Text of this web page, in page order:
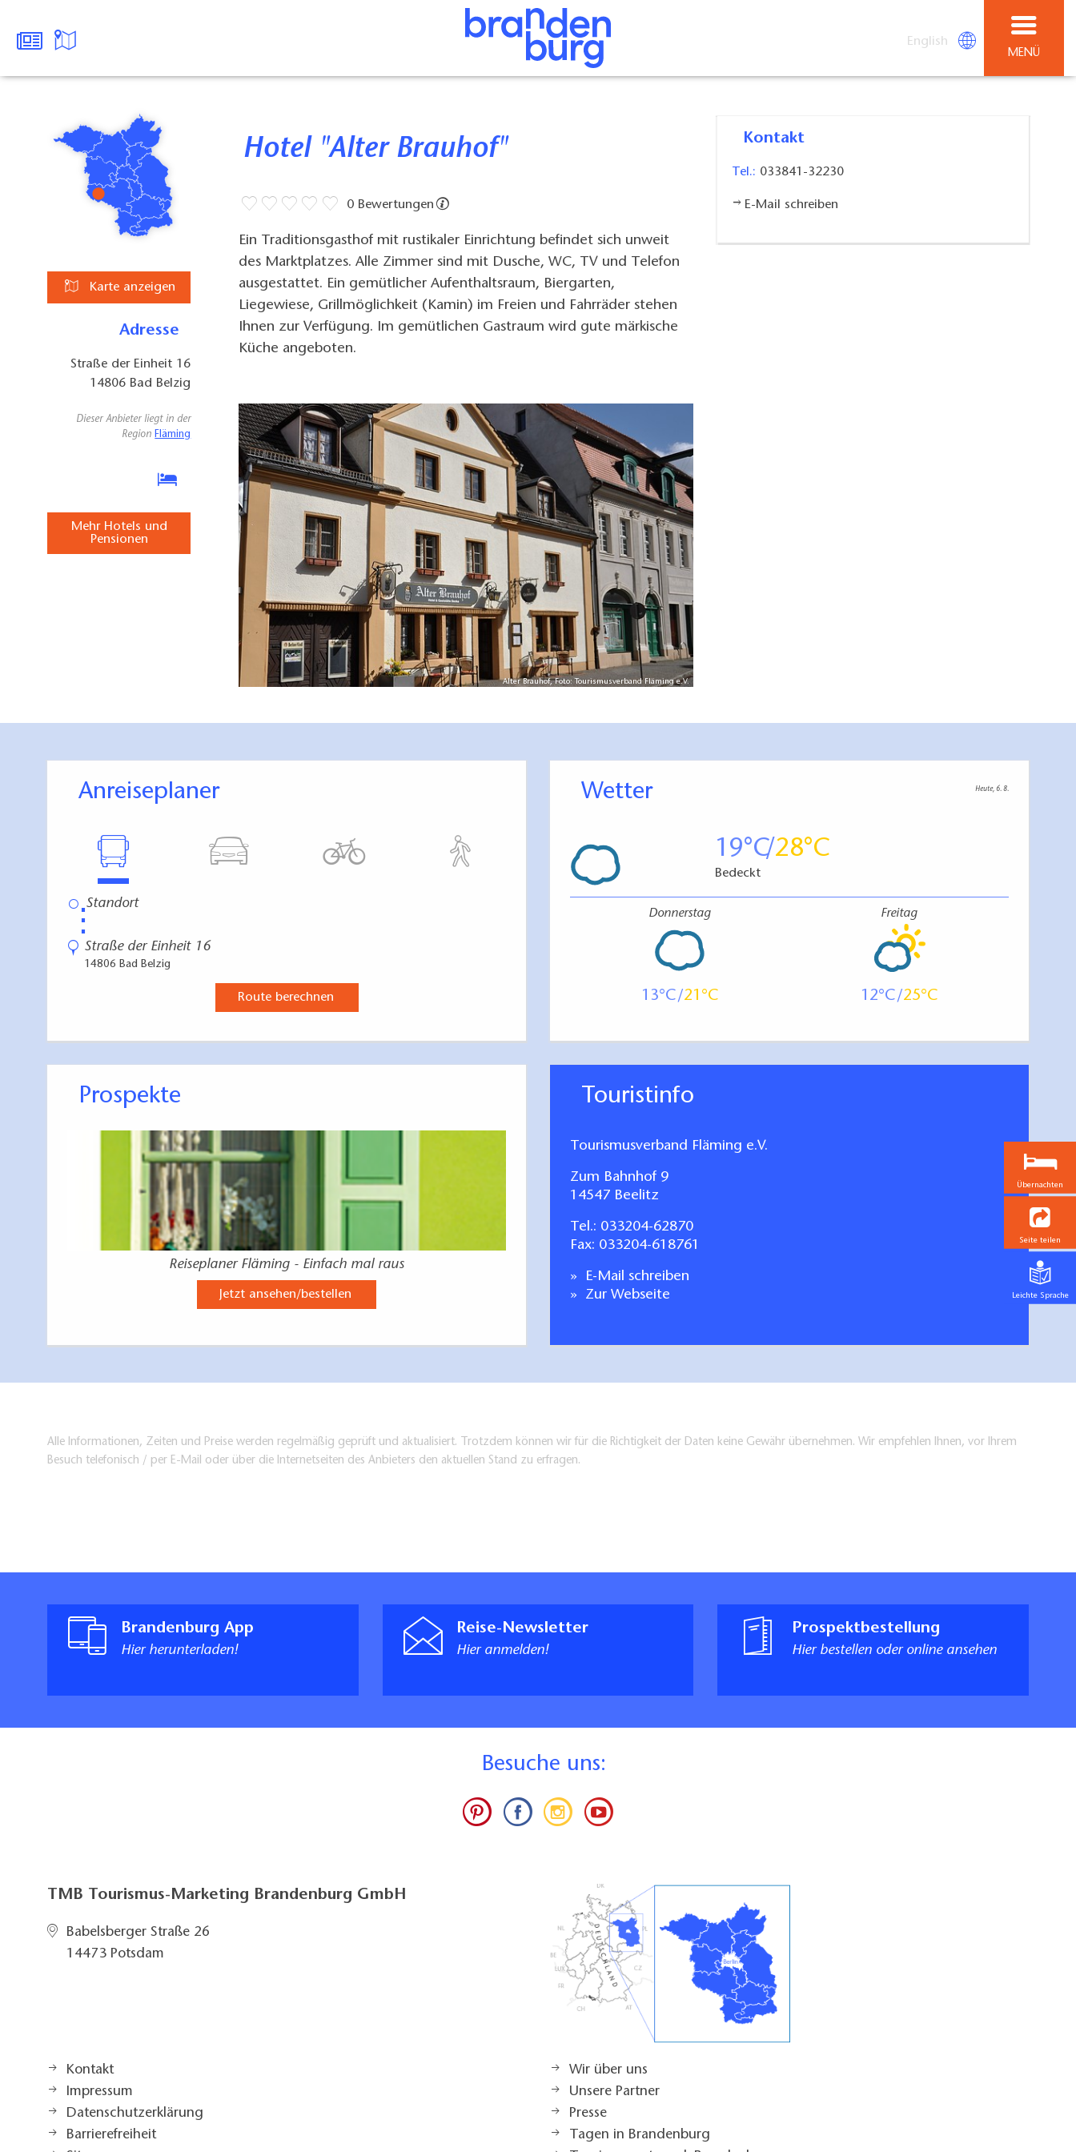
English
MENÜ
Karte anzeigen
Adresse
Straße der Einheit 16
14806 Bad Belzig
Dieser Anbieter liegt in der
Region Fläming
Mehr Hotels und
Pensionen
Hotel "Alter Brauhof"
0 Bewertungen
Ein Traditionsgasthof mit rustikaler Einrichtung befindet sich unweit
des Marktplatzes. Alle Zimmer sind mit Dusche, WC, TV und Telefon
ausgestattet. Ein gemütlicher Aufenthaltsraum, Biergarten,
Liegewiese, Grillmöglichkeit (Kamin) im Freien und Fahrräder stehen
Ihnen zur Verfügung. Im gemütlichen Gastraum wird gute märkische
Küche angeboten.
Alter Brauhof, Foto: Tourismusverband Fläming e.V.
Kontakt
Tel.: 033841-32230
E-Mail schreiben
Anreiseplaner
⋮
Straße der Einheit 16
14806 Bad Belzig
Route berechnen
Wetter Heute, 6. 8.
19 28
Bedeckt
Donnerstag
13 21
Freitag
12 25
Prospekte
Reiseplaner Fläming - Einfach mal raus
Jetzt ansehen/bestellen
Touristinfo
Tourismusverband Fläming e.V.
Zum Bahnhof 9
14547 Beelitz
Tel.: 033204-62870
Fax: 033204-618761
E-Mail schreiben
Zur Webseite
Alle Informationen, Zeiten und Preise werden regelmäßig geprüft und aktualisiert. Trotzdem können wir für die Richtigkeit der Daten keine Gewähr übernehmen. Wir empfehlen Ihnen, vor Ihrem
Besuch telefonisch / per E-Mail oder über die Internetseiten des Anbieters den aktuellen Stand zu erfragen.
Brandenburg App
Hier herunterladen!
Reise-Newsletter
Hier anmelden!
Prospektbestellung
Hier bestellen oder online ansehen
Besuche uns:
TMB Tourismus-Marketing Brandenburg GmbH
Babelsberger Straße 26
14473 Potsdam
Kontakt
Impressum
Datenschutzerklärung
Barrierefreiheit
Wir über uns
Unsere Partner
Presse
Tagen in Brandenburg
Übernachten
Seite teilen
Leichte Sprache